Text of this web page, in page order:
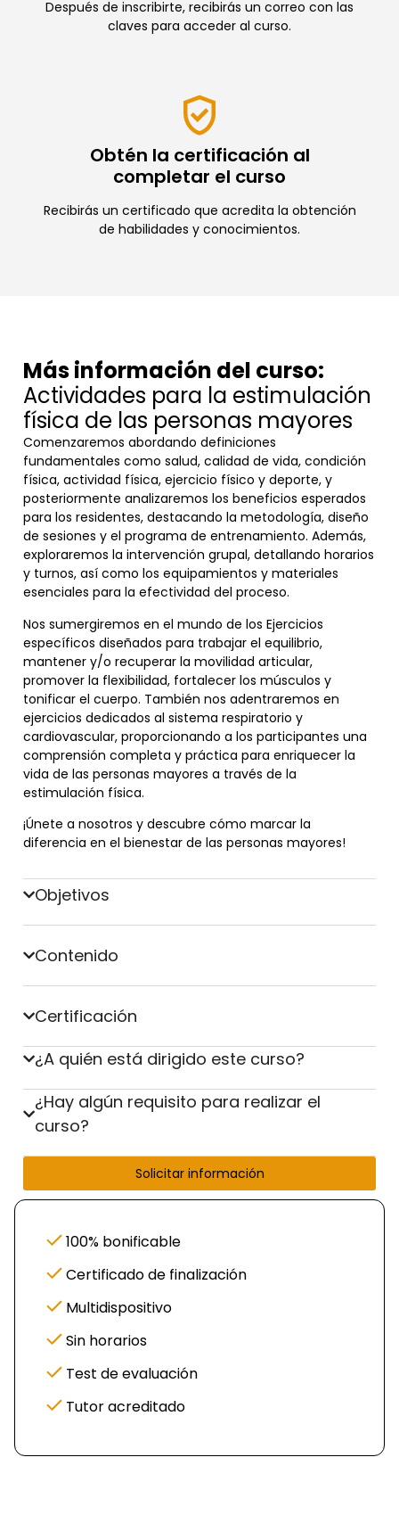
Después de inscribirte, recibirás un correo con las
claves para acceder al curso.
Obtén la certificación al
completar el curso
Recibirás un certificado que acredita la obtención
de habilidades y conocimientos.
Más información del curso:
Actividades para la estimulación
física de las personas mayores
Comenzaremos abordando definiciones
fundamentales como salud, calidad de vida, condición
física, actividad física, ejercicio físico y deporte, y
posteriormente analizaremos los beneficios esperados
para los residentes, destacando la metodología, diseño
de sesiones y el programa de entrenamiento. Además,
exploraremos la intervención grupal, detallando horarios
y turnos, así como los equipamientos y materiales
esenciales para la efectividad del proceso.
Nos sumergiremos en el mundo de los Ejercicios
específicos diseñados para trabajar el equilibrio,
mantener y/o recuperar la movilidad articular,
promover la flexibilidad, fortalecer los músculos y
tonificar el cuerpo. También nos adentraremos en
ejercicios dedicados al sistema respiratorio y
cardiovascular, proporcionando a los participantes una
comprensión completa y práctica para enriquecer la
vida de las personas mayores a través de la
estimulación física.
¡Únete a nosotros y descubre cómo marcar la
diferencia en el bienestar de las personas mayores!
Objetivos
Contenido
Certificación
¿A quién está dirigido este curso?
¿Hay algún requisito para realizar el
curso?
Solicitar información
100% bonificable
Certificado de finalización
Multidispositivo
Sin horarios
Test de evaluación
Tutor acreditado